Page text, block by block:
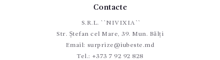
Contacte
S.R.L. ``NIVIXIA``
Str. Ștefan cel Mare, 39. Mun. Bălți
Email: surprize@iubeste.md
Tel.: +373 7 92 92 828